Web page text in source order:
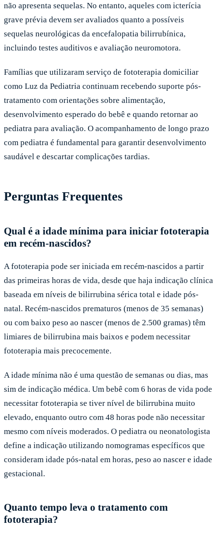
não apresenta sequelas. No entanto, aqueles com icterícia
grave prévia devem ser avaliados quanto a possíveis
sequelas neurológicas da encefalopatia bilirrubínica,
incluindo testes auditivos e avaliação neuromotora.
Famílias que utilizaram serviço de fototerapia domiciliar
como Luz da Pediatria continuam recebendo suporte pós-
tratamento com orientações sobre alimentação,
desenvolvimento esperado do bebê e quando retornar ao
pediatra para avaliação. O acompanhamento de longo prazo
com pediatra é fundamental para garantir desenvolvimento
saudável e descartar complicações tardias.
Perguntas Frequentes
Qual é a idade mínima para iniciar fototerapia
em recém-nascidos?
A fototerapia pode ser iniciada em recém-nascidos a partir
das primeiras horas de vida, desde que haja indicação clínica
baseada em níveis de bilirrubina sérica total e idade pós-
natal. Recém-nascidos prematuros (menos de 35 semanas)
ou com baixo peso ao nascer (menos de 2.500 gramas) têm
limiares de bilirrubina mais baixos e podem necessitar
fototerapia mais precocemente.
A idade mínima não é uma questão de semanas ou dias, mas
sim de indicação médica. Um bebê com 6 horas de vida pode
necessitar fototerapia se tiver nível de bilirrubina muito
elevado, enquanto outro com 48 horas pode não necessitar
mesmo com níveis moderados. O pediatra ou neonatologista
define a indicação utilizando nomogramas específicos que
consideram idade pós-natal em horas, peso ao nascer e idade
gestacional.
Quanto tempo leva o tratamento com
fototerapia?